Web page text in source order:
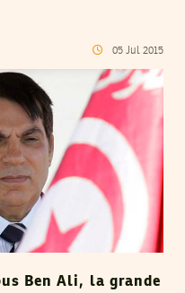
05 Jul 2015
Ben Ali, la grande